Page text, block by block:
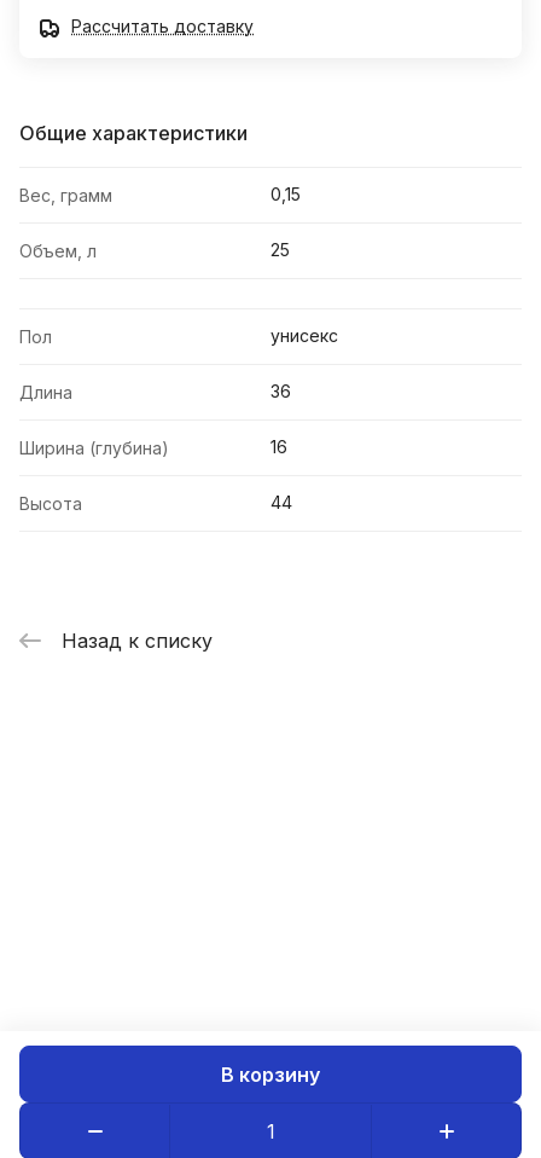
В корзину
Рассчитать доставку
Общие характеристики
Вес, грамм 0,15
Объем, л 25
Пол унисекс
Длина 36
Ширина (глубина) 16
Высота 44
Назад к списку